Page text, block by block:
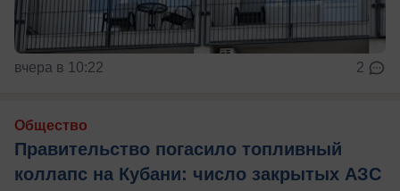
вчера в 10:22 2
Общество
Правительство погасило топливный
коллапс на Кубани: число закрытых АЗС